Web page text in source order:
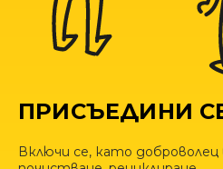
ПРИСЪЕДИНИ
Включи се, като доброволец